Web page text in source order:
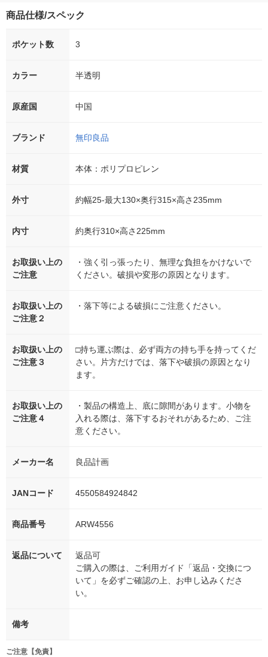
商品仕様/スペック
ポケット数 3
カラー 半透明
原産国 中国
ブランド 無印良品
材質 本体：ポリプロピレン
外寸 約幅25-最大130×奥行315×高さ235mm
内寸 約奥行310×高さ225mm
お取扱い上の
ご注意
・強く引っ張ったり、無理な負担をかけないで
ください。破損や変形の原因となります。
お取扱い上の
ご注意２
・落下等による破損にご注意ください。
お取扱い上の
ご注意３
□持ち運ぶ際は、必ず両方の持ち手を持ってくだ
さい。片方だけでは、落下や破損の原因となり
ます。
お取扱い上の
ご注意４
・製品の構造上、底に隙間があります。小物を
入れる際は、落下するおそれがあるため、ご注
意ください。
メーカー名 良品計画
JANコード 4550584924842
商品番号 ARW4556
返品について
返品可
ご購入の際は、ご利用ガイド「返品・交換につ
いて」を必ずご確認の上、お申し込みくださ
い。
備考
ご注意【免責】